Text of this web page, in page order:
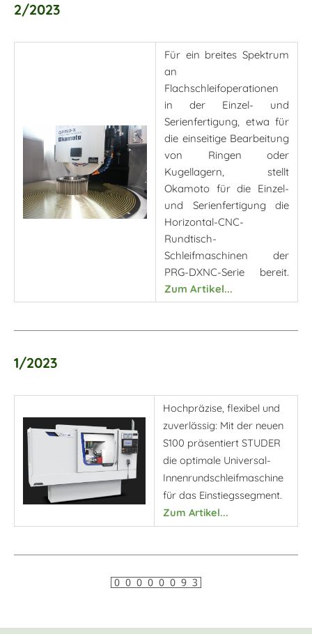
2/2023
Für ein breites Spektrum
an
Flachschleifoperationen
in der Einzel- und
Serienfertigung, etwa für
die einseitige Bearbeitung
von Ringen oder
Kugellagern, stellt
Okamoto für die Einzel-
und Serienfertigung die
Horizontal-CNC-
Rundtisch-
Schleifmaschinen der
PRG-DXNC-Serie bereit.
Zum Artikel...
1/2023
Hochpräzise, flexibel und
zuverlässig: Mit der neuen
S100 präsentiert STUDER
die optimale Universal-
Innenrundschleifmaschine
für das Einstiegssegment.
Zum Artikel...